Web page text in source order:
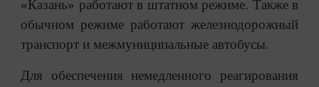
«Казань» работают в штатном режиме. Также в
обычном режиме работают железнодорожный
транспорт и межмуниципальные автобусы.
Для обеспечения немедленного реагирования